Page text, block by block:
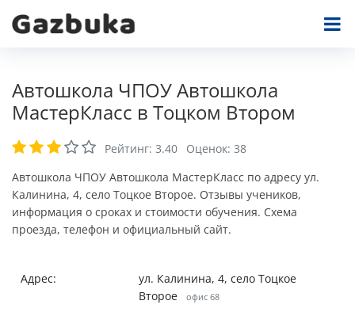
Автошкола ЧПОУ Автошкола
МастерКласс в Тоцком Втором
Рейтинг: 3.40 Оценок: 38
Автошкола ЧПОУ Автошкола МастерКласс по адресу ул.
Калинина, 4, село Тоцкое Второе. Отзывы учеников,
информация о сроках и стоимости обучения. Схема
проезда, телефон и официальный сайт.
Адрес:
ул. Калинина, 4, село Тоцкое
Второе
офис 68